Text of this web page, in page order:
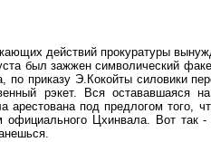
действий прокуратуры
был зажжен символический
по приказу Э.Кокойты силовики
рэкет. Вся остававшаяся
арестована под предлогом того,
Цхинвала. Вот так -